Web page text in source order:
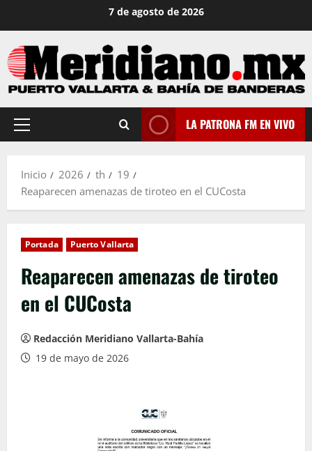
contenido
7 de agosto de 2026
Menú
LA PATRONA FM EN VIVO
Inicio 2026 th
19
Reaparecen amenazas de tiroteo en el CUCosta
Portada Puerto Vallarta
Reaparecen amenazas de tiroteo
en el CUCosta
Redacción Meridiano Vallarta-Bahía
19 de mayo de 2026